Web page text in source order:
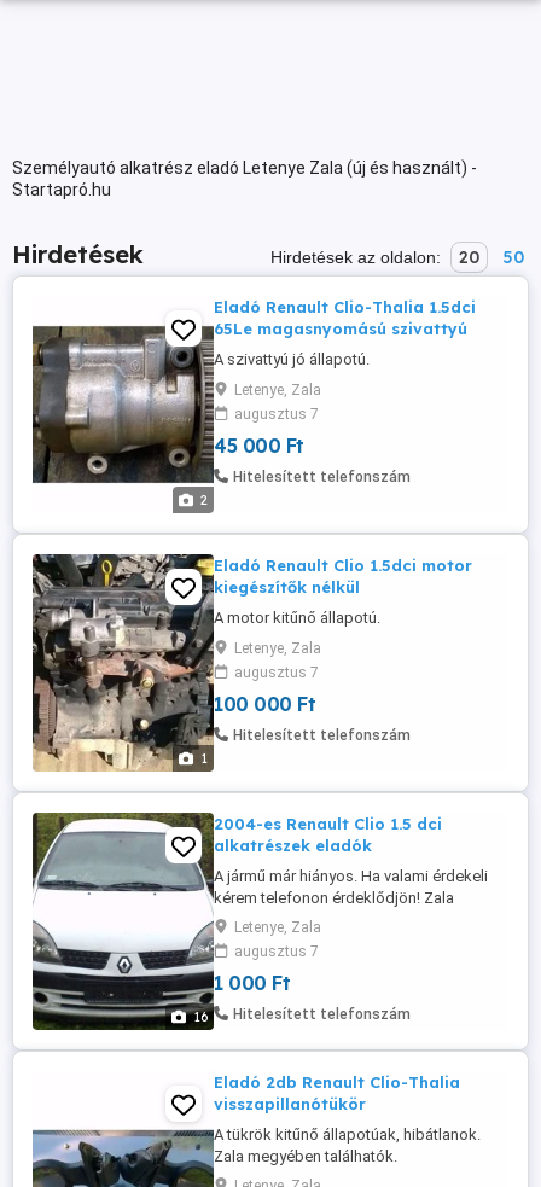
Személyautó alkatrész eladó Letenye Zala (új és használt) -
Startapró.hu
Hirdetések Hirdetések az oldalon: 20 50
2
Eladó Renault Clio-Thalia 1.5dci
65Le magasnyomású szivattyú
A szivattyú jó állapotú.
Letenye, Zala
augusztus 7
45 000 Ft
Hitelesített telefonszám
1
Eladó Renault Clio 1.5dci motor
kiegészítők nélkül
A motor kitűnő állapotú.
Letenye, Zala
augusztus 7
100 000 Ft
Hitelesített telefonszám
16
2004-es Renault Clio 1.5 dci
alkatrészek eladók
A jármű már hiányos. Ha valami érdekeli
kérem telefonon érdeklődjön! Zala
megyében található.
Letenye, Zala
augusztus 7
1 000 Ft
Hitelesített telefonszám
Eladó 2db Renault Clio-Thalia
visszapillanótükör
A tükrök kitűnő állapotúak, hibátlanok.
Zala megyében találhatók.